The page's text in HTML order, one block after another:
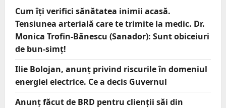
Cum îți verifici sănătatea inimii acasă.
Tensiunea arterială care te trimite la medic. Dr.
Monica Trofin-Bănescu (Sanador): Sunt obiceiuri
de bun-simț!
Ilie Bolojan, anunț privind riscurile în domeniul
energiei electrice. Ce a decis Guvernul
Anunț făcut de BRD pentru clienții săi din